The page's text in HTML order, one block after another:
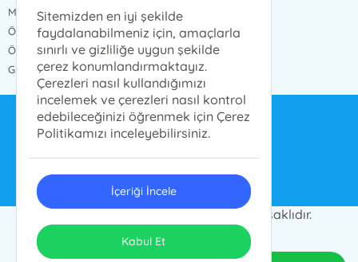
Mesafeli Satış Sözleşmesi
Ön Bilgilendirme Formu
Ödeme ve Teslimat
Gizlilik ve Güvenlik
bilgi@ensarnesriyat.com.tr
© 2024 Ensar Yayın Grubu. Her hakkı saklıdır.
Tasarım & Uygulama
Sitemizden en iyi şekilde
faydalanabilmeniz için, amaçlarla
sınırlı ve gizliliğe uygun şekilde
çerez konumlandırmaktayız.
Çerezleri nasıl kullandığımızı
incelemek ve çerezleri nasıl kontrol
edebileceğinizi öğrenmek için Çerez
Politikamızı inceleyebilirsiniz.
İçeriği İncele
Kabul Et